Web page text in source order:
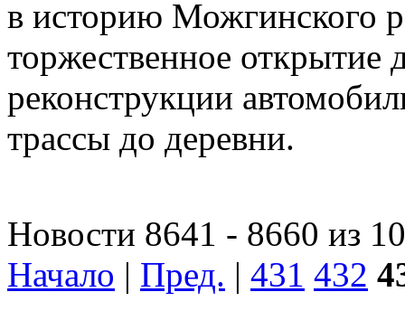
в историю Можгинского
торжественное
реконструкции
трассы до деревни.
Новости 8641 - 8660 из
Начало | Пред. | 431 432